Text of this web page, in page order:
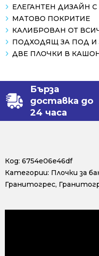
ЕЛЕГАНТЕН ДИЗАЙН
МАТОВО ПОКРИТИЕ
КАЛИБРОВАН ОТ
ПОДХОДЯЩ ЗА ПОД И
ДВЕ ПЛОЧКИ В КАШОН
Бърза
доставка до
24 часа
Код: 6754e06e46df
Категории: Плочки за
Гранитогрес,